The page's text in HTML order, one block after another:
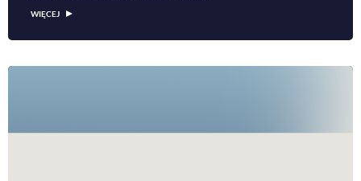
WIĘCEJ